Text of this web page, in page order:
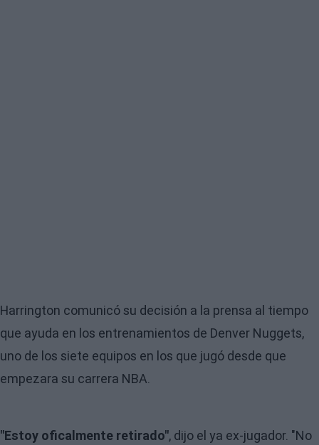
Harrington comunicó su decisión a la prensa al tiempo
que ayuda en los entrenamientos de Denver Nuggets,
uno de los siete equipos en los que jugó desde que
empezara su carrera NBA.
"Estoy oficalmente retirado", dijo el ya ex-jugador. "No